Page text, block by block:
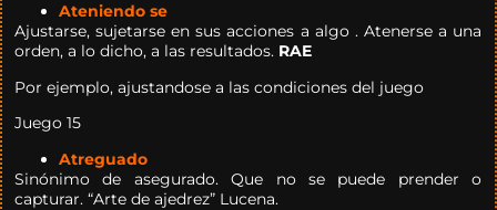
Ateniendo se
Ajustarse, sujetarse en sus acciones a algo . Atenerse a una
orden, a lo dicho, a las resultados. RAE
Por ejemplo, ajustandose a las condiciones del juego
Juego 15
Atreguado
Sinónimo de asegurado. Que no se puede prender o
capturar. “Arte de ajedrez” Lucena.